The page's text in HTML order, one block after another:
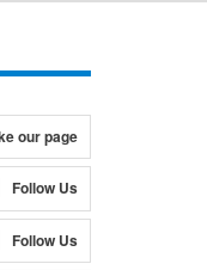
our page
Follow Us
Follow Us